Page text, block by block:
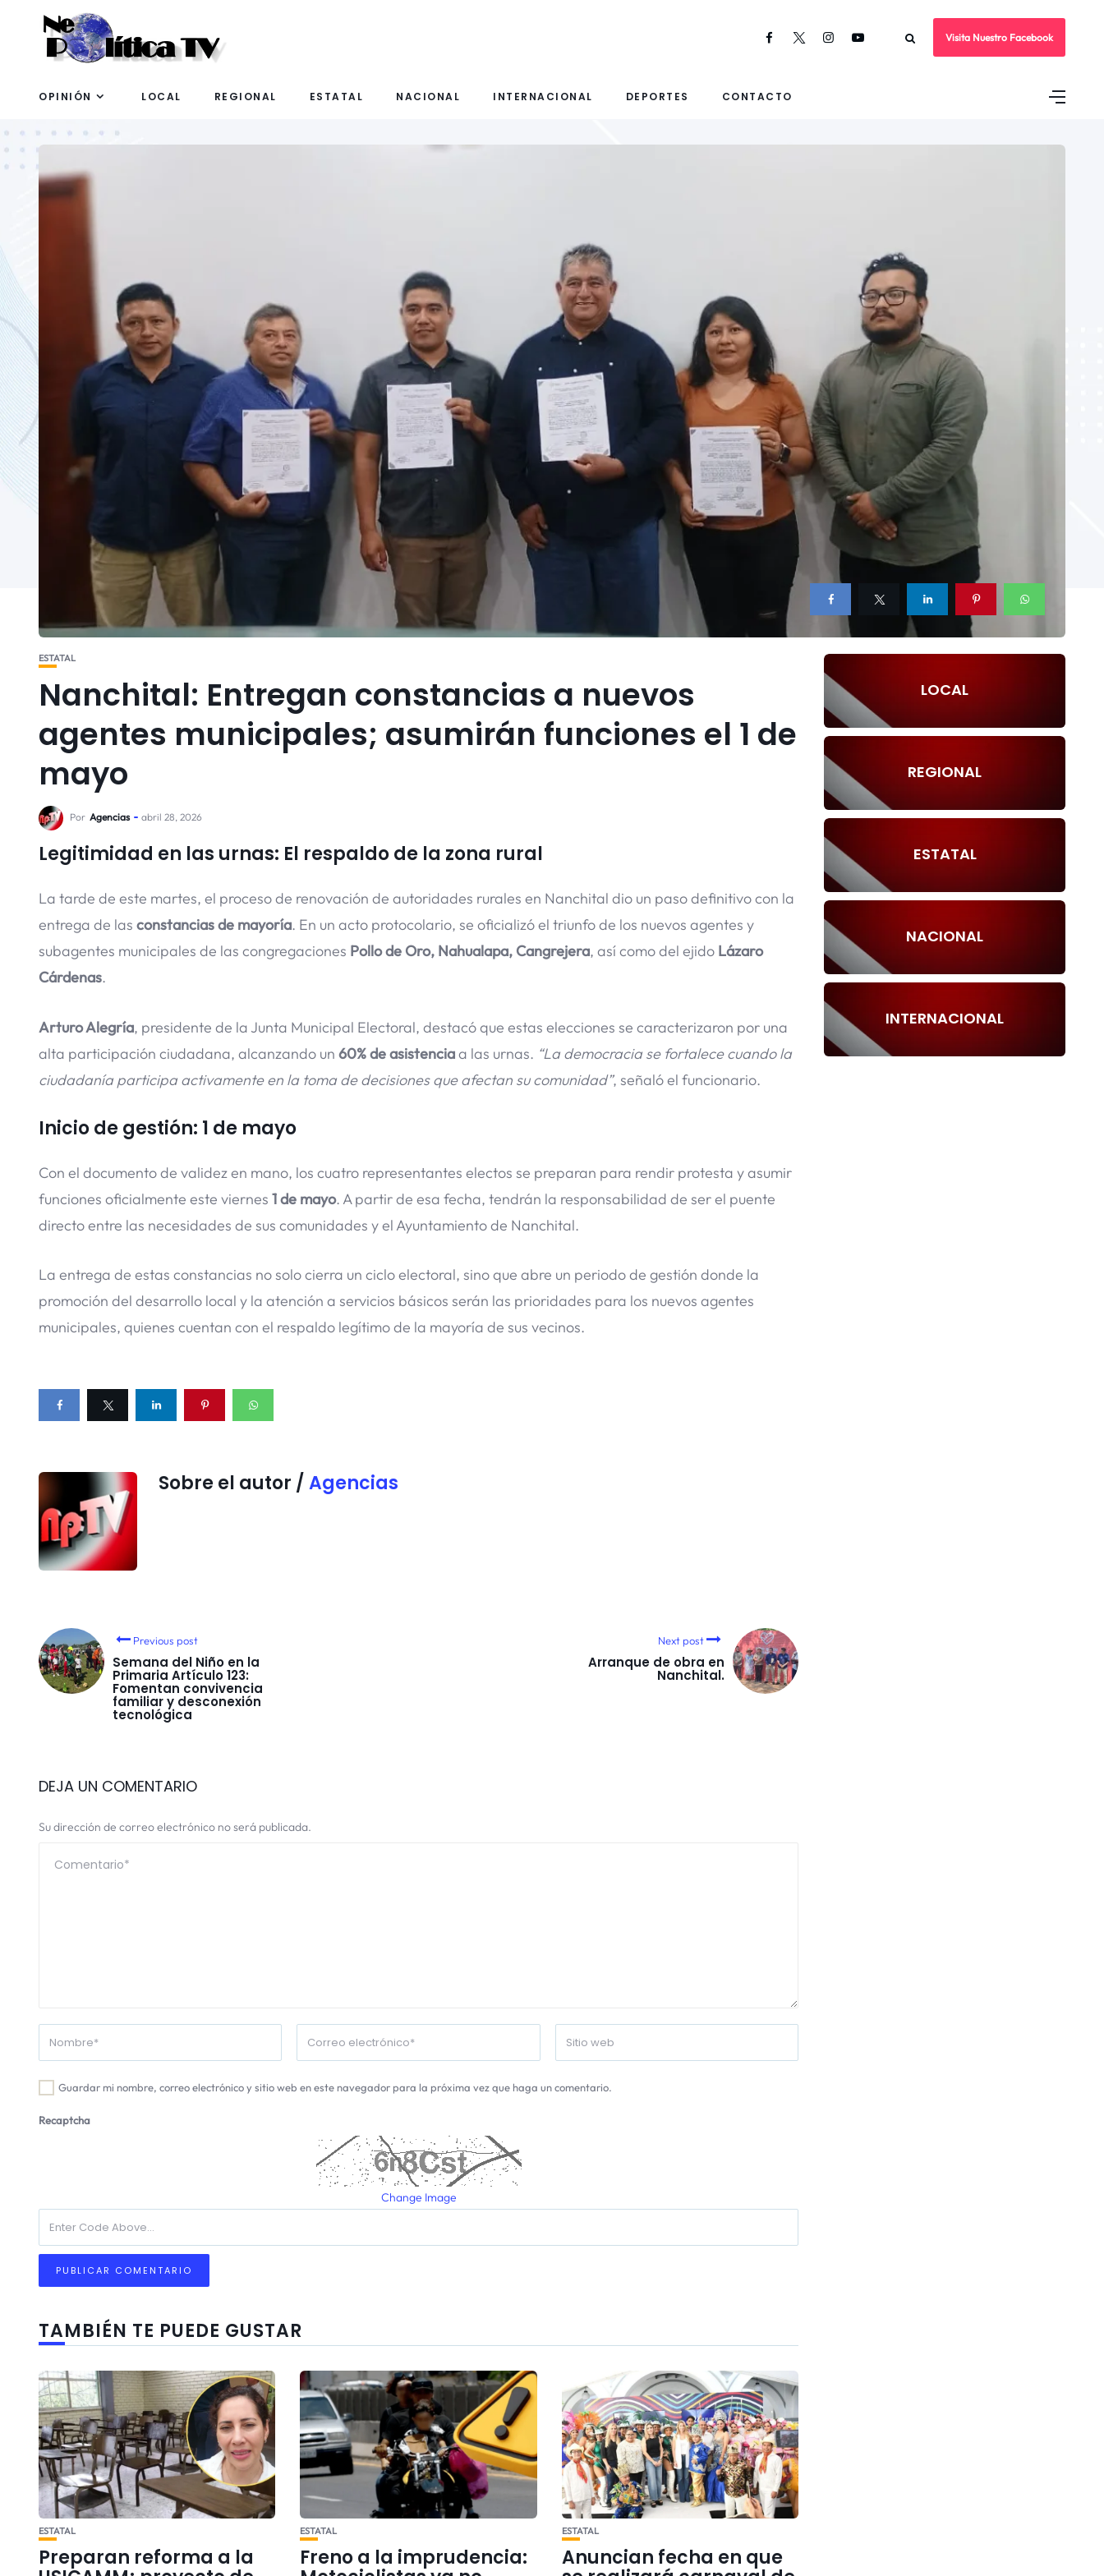
Visita Nuestro Facebook
OPINIÓN LOCAL REGIONAL ESTATAL NACIONAL INTERNACIONAL DEPORTES CONTACTO
ESTATAL
Nanchital: Entregan constancias a nuevos
agentes municipales; asumirán funciones el 1 de
mayo
Por Agencias abril 28, 2026
Legitimidad en las urnas: El respaldo de la zona rural
La tarde de este martes, el proceso de renovación de autoridades rurales en Nanchital dio un paso definitivo con la
entrega de las constancias de mayoría. En un acto protocolario, se oficializó el triunfo de los nuevos agentes y
subagentes municipales de las congregaciones Pollo de Oro, Nahualapa, Cangrejera, así como del ejido Lázaro
Cárdenas.
Arturo Alegría, presidente de la Junta Municipal Electoral, destacó que estas elecciones se caracterizaron por una
alta participación ciudadana, alcanzando un 60% de asistenciaa las urnas. “La democracia se fortalece cuando la
ciudadanía participa activamente en la toma de decisiones que afectan su comunidad”, señaló el funcionario.
Inicio de gestión: 1 de mayo
Con el documento de validez en mano, los cuatro representantes electos se preparan para rendir protesta y asumir
funciones oficialmente este viernes 1 de mayo. A partir de esa fecha, tendrán la responsabilidad de ser el puente
directo entre las necesidades de sus comunidades y el Ayuntamiento de Nanchital.
La entrega de estas constancias no solo cierra un ciclo electoral, sino que abre un periodo de gestión donde la
promoción del desarrollo local y la atención a servicios básicos serán las prioridades para los nuevos agentes
municipales, quienes cuentan con el respaldo legítimo de la mayoría de sus vecinos.
Sobre el autor / Agencias
Previous post
Semana del Niño en la
Primaria Artículo 123:
Fomentan convivencia
familiar y desconexión
tecnológica
Next post
Arranque de obra en
Nanchital.
DEJA UN COMENTARIO
Su dirección de correo electrónico no será publicada.
Guardar mi nombre, correo electrónico y sitio web en este navegador para la próxima vez que haga un comentario.
Recaptcha
Change Image
TAMBIÉN TE PUEDE GUSTAR
ESTATAL
Preparan reforma a la
ESTATAL
Freno a la imprudencia:
ESTATAL
Anuncian fecha en que
LOCAL
REGIONAL
ESTATAL
NACIONAL
INTERNACIONAL